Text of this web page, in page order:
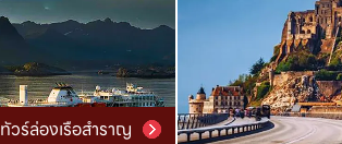
ทัวร์ล่องเรือสำราญ